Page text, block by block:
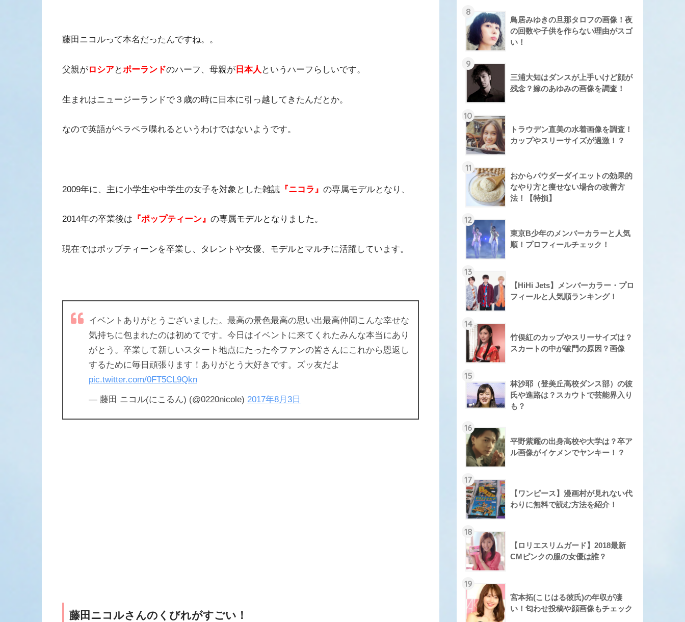
藤田ニコルって本名だったんですね。。
父親がロシアとポーランドのハーフ、母親が 日本人 というハーフらしいです。
生まれはニュージーランドで３歳の時に日本に引っ越してきたんだとか。
なので英語がペラペラ喋れるというわけではないようです。
2009年に、主に小学生や中学生の女子を対象とした雑誌 『ニコラ』 の専属モデルとなり、
2014年の卒業後は 『ポップティーン』 の専属モデルとなりました。
現在ではポップティーンを卒業し、タレントや女優、モデルとマルチに活躍しています。
イベントありがとうございました。最高の景色最高の思い出最高仲間こんな幸せな
気持ちに包まれたのは初めてです。今日はイベントに来てくれたみんな本当にあり
がとう。卒業して新しいスタート地点にたった今ファンの皆さんにこれから恩返し
するために毎日頑張ります！ありがとう大好きです。ズッ友だよ
pic.twitter.com/0FT5CL9Qkn
— 藤田 ニコル(にこるん) (@0220nicole) 2017年8月3日
藤田ニコルさんのくびれがすごい！
8
鳥居みゆきの旦那タロフの画像！夜
の回数や子供を作らない理由がスゴ
い！
9
三浦大知はダンスが上手いけど顔が
残念？嫁のあゆみの画像を調査！
10
トラウデン直美の水着画像を調査！
カップやスリーサイズが過激！？
11
おからパウダーダイエットの効果的
なやり方と痩せない場合の改善方
法！【特損】
12
東京B少年のメンバーカラーと人気
順！プロフィールチェック！
13
【HiHi Jets】メンバーカラー・プロ
フィールと人気順ランキング！
14
竹俣紅のカップやスリーサイズは？
スカートの中が破門の原因？画像
15
林沙耶（登美丘高校ダンス部）の彼
氏や進路は？スカウトで芸能界入り
も？
16
平野紫耀の出身高校や大学は？卒ア
ル画像がイケメンでヤンキー！？
17
【ワンピース】漫画村が見れない代
わりに無料で読む方法を紹介！
18
【ロリエスリムガード】2018最新
CMピンクの服の女優は誰？
19
宮本拓(こじはる彼氏)の年収が凄
い！匂わせ投稿や顔画像もチェック